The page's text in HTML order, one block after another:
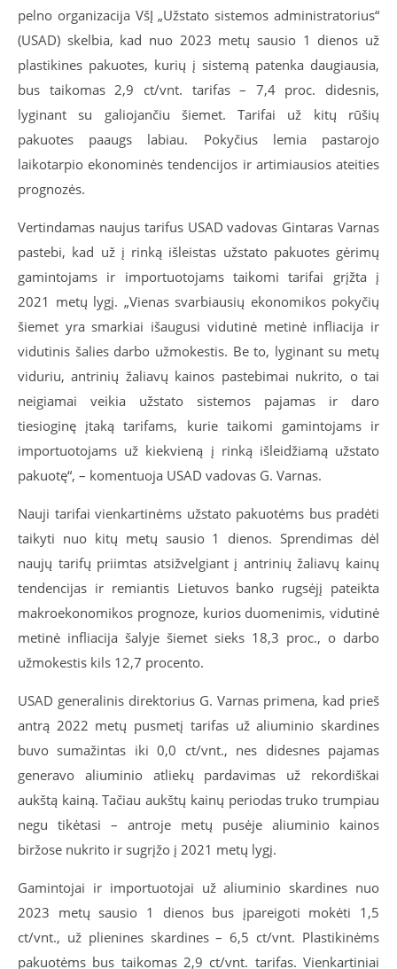
pelno organizacija VšĮ „Užstato sistemos administratorius“
(USAD) skelbia, kad nuo 2023 metų sausio 1 dienos už
plastikines pakuotes, kurių į sistemą patenka daugiausia,
bus taikomas 2,9 ct/vnt. tarifas – 7,4 proc. didesnis,
lyginant su galiojančiu šiemet. Tarifai už kitų rūšių
pakuotes paaugs labiau. Pokyčius lemia pastarojo
laikotarpio ekonominės tendencijos ir artimiausios ateities
prognozės.
Vertindamas naujus tarifus USAD vadovas Gintaras Varnas
pastebi, kad už į rinką išleistas užstato pakuotes gėrimų
gamintojams ir importuotojams taikomi tarifai grįžta į
2021 metų lygį. „Vienas svarbiausių ekonomikos pokyčių
šiemet yra smarkiai išaugusi vidutinė metinė infliacija ir
vidutinis šalies darbo užmokestis. Be to, lyginant su metų
viduriu, antrinių žaliavų kainos pastebimai nukrito, o tai
neigiamai veikia užstato sistemos pajamas ir daro
tiesioginę įtaką tarifams, kurie taikomi gamintojams ir
importuotojams už kiekvieną į rinką išleidžiamą užstato
pakuotę“, – komentuoja USAD vadovas G. Varnas.
Nauji tarifai vienkartinėms užstato pakuotėms bus pradėti
taikyti nuo kitų metų sausio 1 dienos. Sprendimas dėl
naujų tarifų priimtas atsižvelgiant į antrinių žaliavų kainų
tendencijas ir remiantis Lietuvos banko rugsėjį pateikta
makroekonomikos prognoze, kurios duomenimis, vidutinė
metinė infliacija šalyje šiemet sieks 18,3 proc., o darbo
užmokestis kils 12,7 procento.
USAD generalinis direktorius G. Varnas primena, kad prieš
antrą 2022 metų pusmetį tarifas už aliuminio skardines
buvo sumažintas iki 0,0 ct/vnt., nes didesnes pajamas
generavo aliuminio atliekų pardavimas už rekordiškai
aukštą kainą. Tačiau aukštų kainų periodas truko trumpiau
negu tikėtasi – antroje metų pusėje aliuminio kainos
biržose nukrito ir sugrįžo į 2021 metų lygį.
Gamintojai ir importuotojai už aliuminio skardines nuo
2023 metų sausio 1 dienos bus įpareigoti mokėti 1,5
ct/vnt., už plienines skardines – 6,5 ct/vnt. Plastikinėms
pakuotėms bus taikomas 2,9 ct/vnt. tarifas. Vienkartiniai